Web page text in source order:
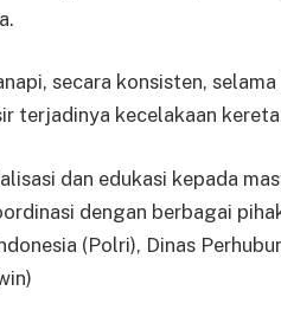
secara konsisten,
terjadinya kecelakaan
dan edukasi kepada
dengan berbagai
(Polri), Dinas